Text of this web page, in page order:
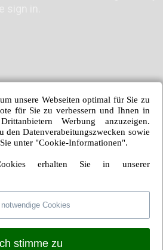
BSC Berlin| Schlagwörter:1. FC
,Hertha BSC,Marko Grujic,Rune
Lazaro, Vedad Ibisevic|Permalink
→
der größten Laufdistanz: Dauerläufer
gemessenen Kilometern.“ Im Moment
im Saft.
unsere Webseiten optimal für Sie zu
für Sie zu verbessern und Ihnen in
Werbung anzuzeigen.
den Datenverabeitungszwecken sowie
unter "Cookie-Informationen".
erhalten Sie in unserer
notwendige Cookies
stimme zu